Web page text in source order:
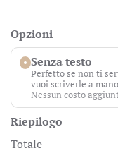
Opzioni
Senza testo
Perfetto se non ti
vuoi scriverle a
Nessun costo
Riepilogo
Totale